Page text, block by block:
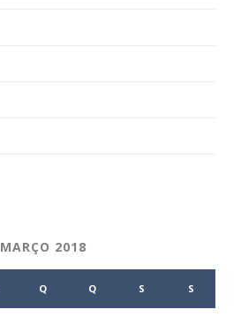
MARÇO 2018
Q Q S S